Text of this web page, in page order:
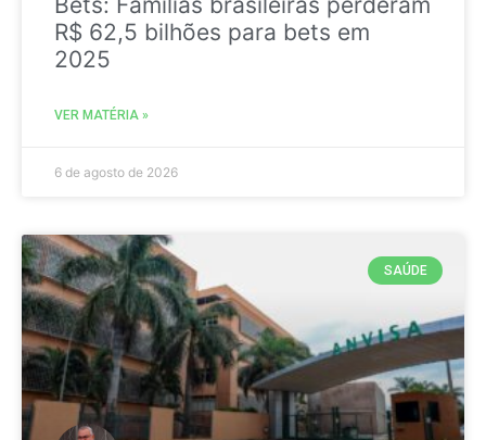
R$ 62,5 bilhões para bets em
2025
VER MATÉRIA »
6 de agosto de 2026
SAÚDE